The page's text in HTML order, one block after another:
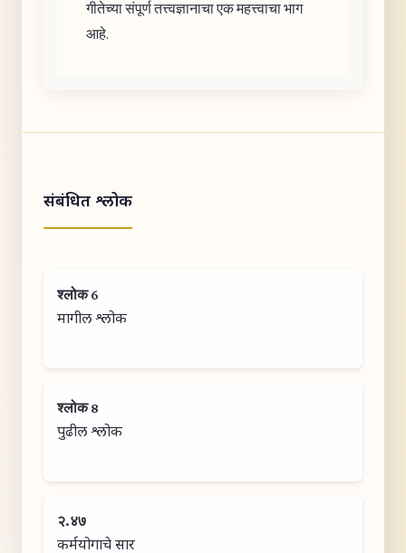
गीतेच्या संपूर्ण तत्त्वज्ञानाचा एक महत्त्वाचा भाग
आहे.
संबंधित श्लोक
श्लोक 6
मागील श्लोक
श्लोक 8
पुढील श्लोक
२.४७
कर्मयोगाचे सार